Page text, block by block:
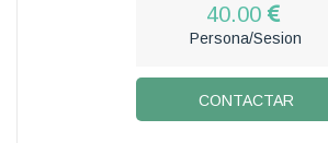
40.00
Persona/Sesion
CONTACTAR